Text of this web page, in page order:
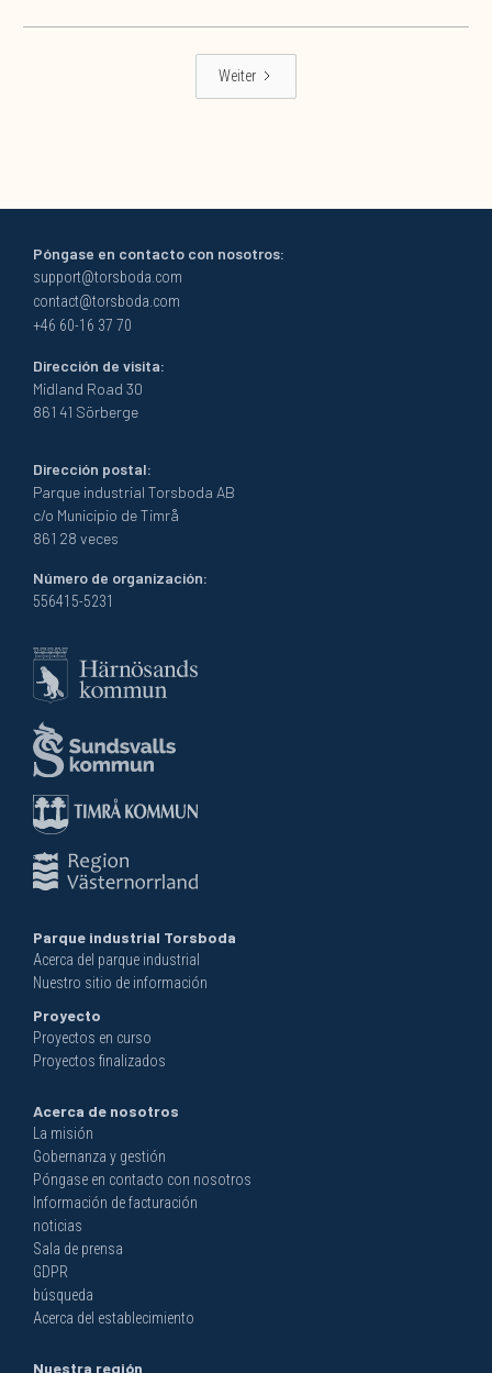
Weiter
Póngase en contacto con nosotros:
support@torsboda.com
contact@torsboda.com
+46 60-16 37 70
Dirección de visita:
Midland Road 30
861 41 Sörberge
Dirección postal:
Parque industrial Torsboda AB
c/o Municipio de Timrå
861 28 veces
Número de organización:
556415-5231
Parque industrial Torsboda
Acerca del parque industrial
Nuestro sitio de información
Proyecto
Proyectos en curso
Proyectos finalizados
Acerca de nosotros
La misión
Gobernanza y gestión
Póngase en contacto con nosotros
Información de facturación
noticias
Sala de prensa
GDPR
búsqueda
Acerca del establecimiento
Nuestra región